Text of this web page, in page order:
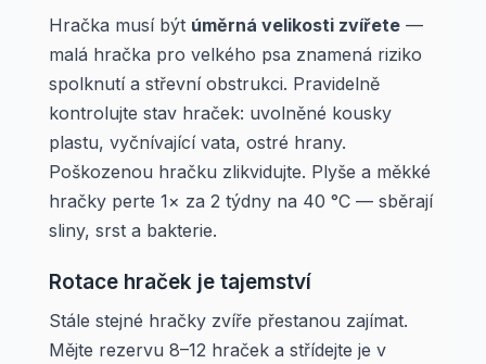
Hračka musí být úměrná velikosti zvířete —
malá hračka pro velkého psa znamená riziko
spolknutí a střevní obstrukci. Pravidelně
kontrolujte stav hraček: uvolněné kousky
plastu, vyčnívající vata, ostré hrany.
Poškozenou hračku zlikvidujte. Plyše a měkké
hračky perte 1× za 2 týdny na 40 °C — sběrají
sliny, srst a bakterie.
Rotace hraček je tajemství
Stále stejné hračky zvíře přestanou zajímat.
Mějte rezervu 8–12 hraček a střídejte je v